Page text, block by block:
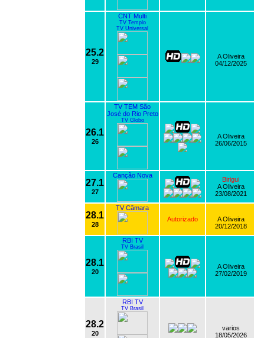
25.2
29
CNT Multi
TV Templo
TV Universal
A Oliveira
04/12/2025
26.1
26
TV TEM São
José do Rio Preto
TV Globo
A Oliveira
26/06/2015
27.1
27
Canção Nova
Birigui
A Oliveira
23/08/2021
28.1
28
TV Câmara
Autorizado
A Oliveira
20/12/2018
28.1
20
RBI TV
TV Brasil
A Oliveira
27/02/2019
28.2
20
RBI TV
TV Brasil
varios
18/05/2026